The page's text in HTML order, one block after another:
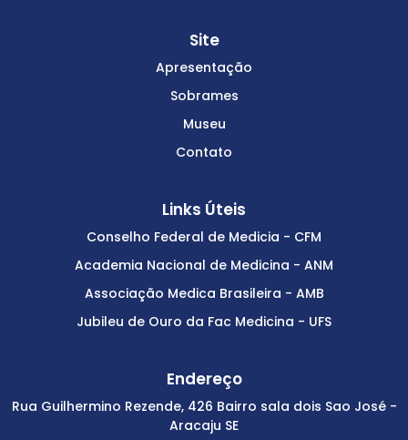
Site
Apresentação
Sobrames
Museu
Contato
Links Úteis
Conselho Federal de Medicia - CFM
Academia Nacional de Medicina - ANM
Associação Medica Brasileira - AMB
Jubileu de Ouro da Fac Medicina - UFS
Endereço
Rua Guilhermino Rezende, 426 Bairro sala dois Sao José -
Aracaju SE